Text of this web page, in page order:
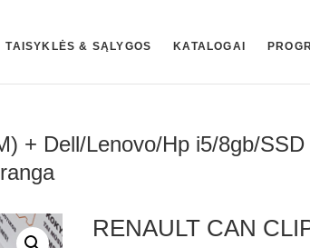
TAISYKLĖS & SĄLYGOS KATALOGAI
+ Dell/Lenovo/Hp i5/8gb/
RENAULT CAN